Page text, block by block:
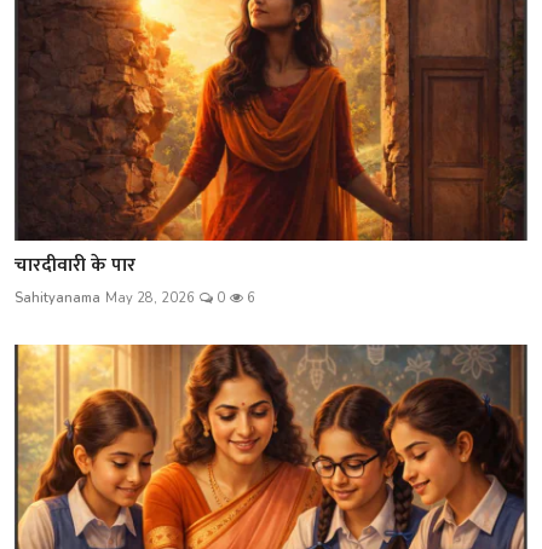
चारदीवारी के पार
Sahityanama May 28, 2026 0 6